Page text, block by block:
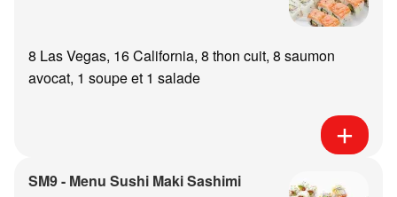
8 Las Vegas, 16 California, 8 thon cuit, 8 saumon
avocat, 1 soupe et 1 salade
SM9 - Menu Sushi Maki Sashimi